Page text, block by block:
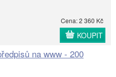
Cena: 2 360 Kč
KOUPIT
na www - 200